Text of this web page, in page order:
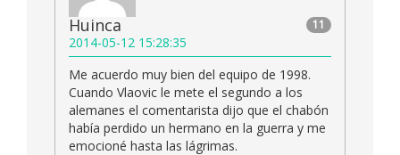
11
Huinca
2014-05-12 15:28:35
Me acuerdo muy bien del equipo de 1998.
Cuando Vlaovic le mete el segundo a los
alemanes el comentarista dijo que el chabón
había perdido un hermano en la guerra y me
emocioné hasta las lágrimas.